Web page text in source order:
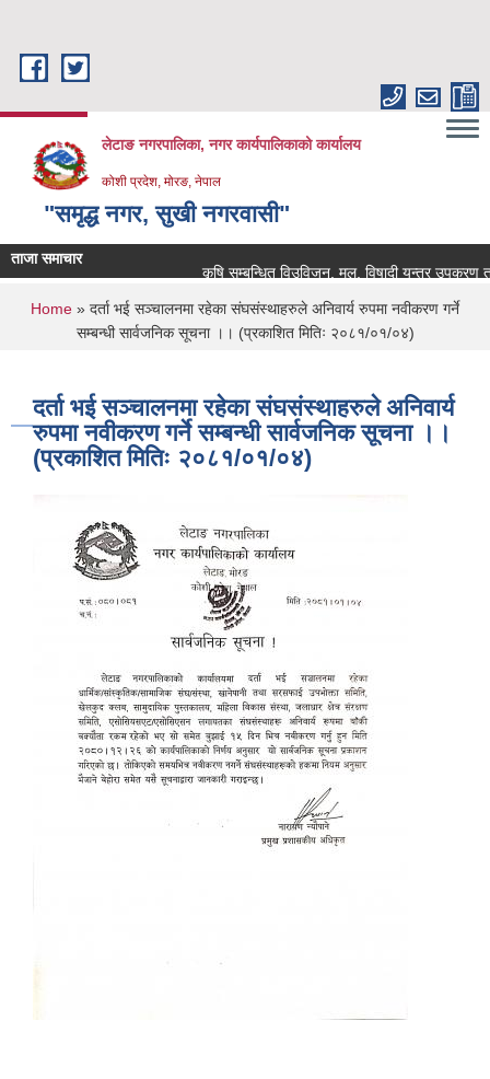
लेटाङ नगरपालिका, नगर कार्यपालिकाको कार्यालय
कोशी प्रदेश, मोरङ, नेपाल
"समृद्ध नगर, सुखी नगरवासी"
ताजा समाचार
कृषि सम्बन्धित विउविजन, मल, विषादी यन्त्र उपकरण तथा
You are here
Home » दर्ता भई सञ्चालनमा रहेका संघसंस्थाहरुले अनिवार्य रुपमा नवीकरण गर्ने
सम्बन्धी सार्वजनिक सूचना ।। (प्रकाशित मितिः २०८१/०१/०४)
दर्ता भई सञ्चालनमा रहेका संघसंस्थाहरुले अनिवार्य
रुपमा नवीकरण गर्ने सम्बन्धी सार्वजनिक सूचना ।।
(प्रकाशित मितिः २०८१/०१/०४)